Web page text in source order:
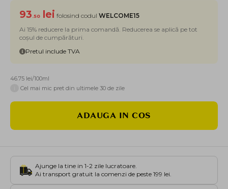
93 .50 lei folosind codul WELCOME15
Ai 15% reducere la prima comandă. Reducerea se aplică pe tot
coșul de cumpărături.
Pretul include TVA
46.75 lei/100ml
Cel mai mic pret din ultimele 30 de zile
ADAUGA IN COS
Ajunge la tine in 1-2 zile lucratoare.
Ai transport gratuit la comenzi de peste 199 lei.